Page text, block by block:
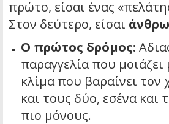
πρώτο, είσαι ένας
Στον δεύτερο, είσαι
Ο πρώτος δρόμος:
παραγγελία που
κλίμα που βαραίνει τον
και τους δύο, εσένα και
πιο μόνους.